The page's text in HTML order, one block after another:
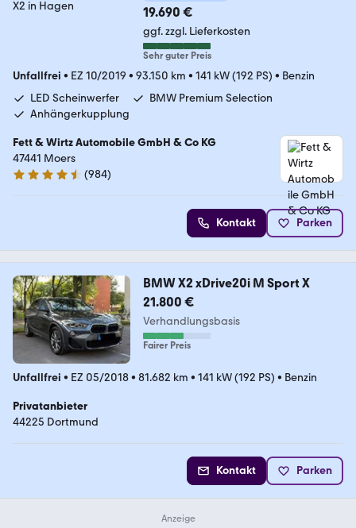
19.690 €
ggf. zzgl. Lieferkosten
Sehr guter Preis
Unfallfrei • EZ 10/2019 • 93.150 km • 141 kW (192 PS) • Benzin
LED Scheinwerfer
BMW Premium Selection
Anhängerkupplung
Fett & Wirtz Automobile GmbH & Co KG
47441 Moers
4.4 Sterne
(984)
Kontakt Parken
BMW X2 xDrive20i M Sport X
21.800 €
Verhandlungsbasis
Fairer Preis
Unfallfrei • EZ 05/2018• 81.682 km • 141 kW (192 PS) • Benzin
Privatanbieter
44225 Dortmund
Kontakt Parken